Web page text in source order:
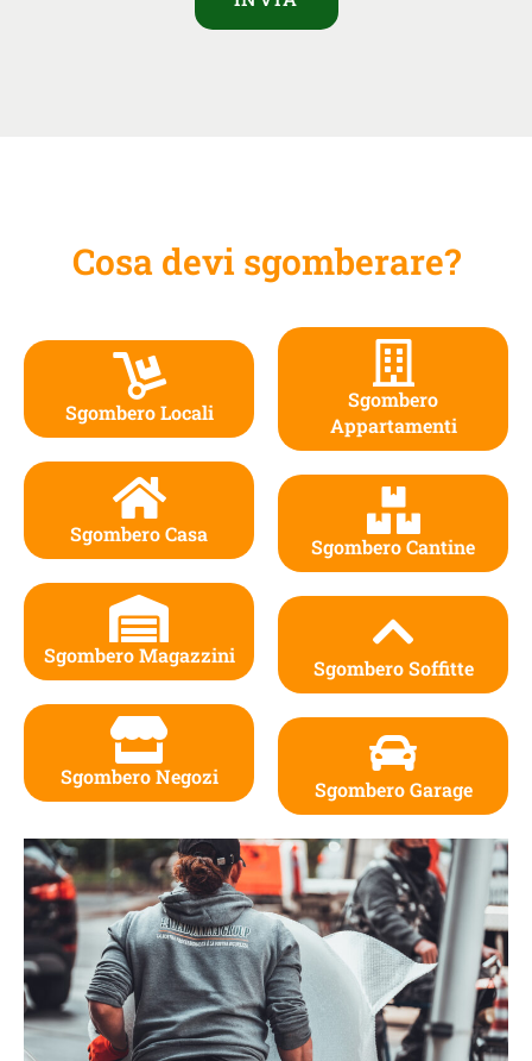
Cosa devi sgomberare?
Sgombero Locali
Sgombero Casa
Sgombero Magazzini
Sgombero Negozi
Sgombero
Appartamenti
Sgombero Cantine
Sgombero Soffitte
Sgombero Garage